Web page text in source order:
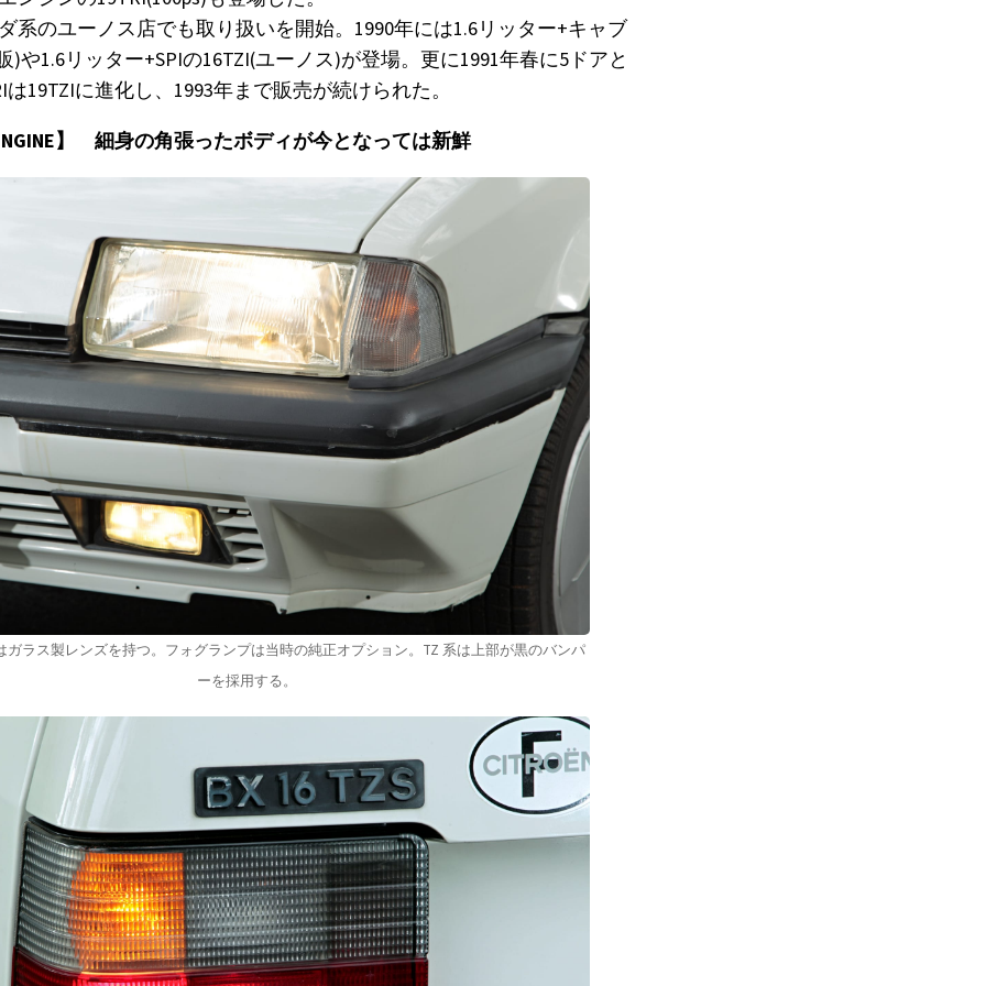
系のユーノス店でも取り扱いを開始。1990年には1.6リッター+キャブ
)や1.6リッター+SPIの16TZI(ユーノス)が登場。更に1991年春に5ドアと
19TZIに進化し、1993年まで販売が続けられた。
】 細身の角張ったボディが今となっては新鮮
ガラス製レンズを持つ。フォグランプは当時の純正オプション。TZ 系は上部が黒のバンパ
ーを採用する。